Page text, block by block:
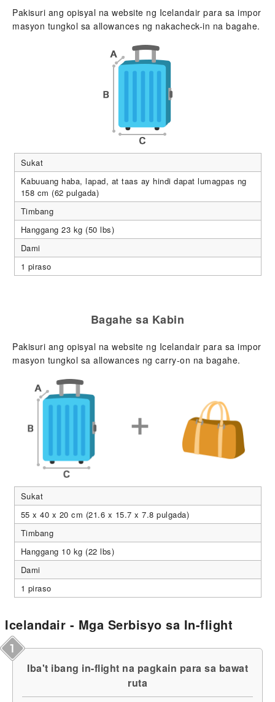
Pakisuri ang opisyal na website ng Icelandair para sa impor
masyon tungkol sa allowances ng nakacheck-in na bagahe.
Sukat
Kabuuang haba, lapad, at taas ay hindi dapat lumagpas ng
158 cm (62 pulgada)
Timbang
Hanggang 23 kg (50 lbs)
Dami
1 piraso
Bagahe sa Kabin
Pakisuri ang opisyal na website ng Icelandair para sa impor
masyon tungkol sa allowances ng carry-on na bagahe.
Sukat
55 x 40 x 20 cm (21.6 x 15.7 x 7.8 pulgada)
Timbang
Hanggang 10 kg (22 lbs)
Dami
1 piraso
Icelandair - Mga Serbisyo sa In-flight
Iba't ibang in-flight na pagkain para sa bawat
ruta